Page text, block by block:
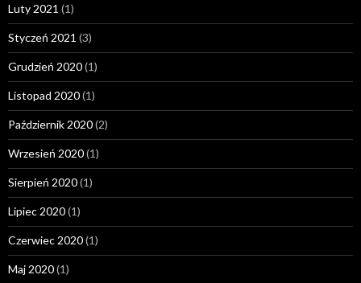
Luty 2021 (1)
Styczeń 2021 (3)
Grudzień 2020(1)
Listopad 2020(1)
Październik 2020(2)
Wrzesień 2020(1)
Sierpień 2020(1)
Lipiec 2020(1)
Czerwiec 2020(1)
Maj 2020(1)